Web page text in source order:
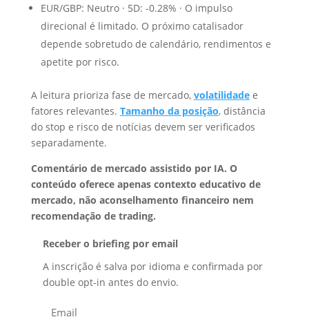
EUR/GBP: Neutro · 5D: -0.28% · O impulso
direcional é limitado. O próximo catalisador
depende sobretudo de calendário, rendimentos e
apetite por risco.
A leitura prioriza fase de mercado, volatilidadee
fatores relevantes. Tamanho da posição, distância
do stop e risco de notícias devem ser verificados
separadamente.
Comentário de mercado assistido por IA. O
conteúdo oferece apenas contexto educativo de
mercado, não aconselhamento financeiro nem
recomendação de trading.
Receber o briefing por email
A inscrição é salva por idioma e confirmada por
double opt-in antes do envio.